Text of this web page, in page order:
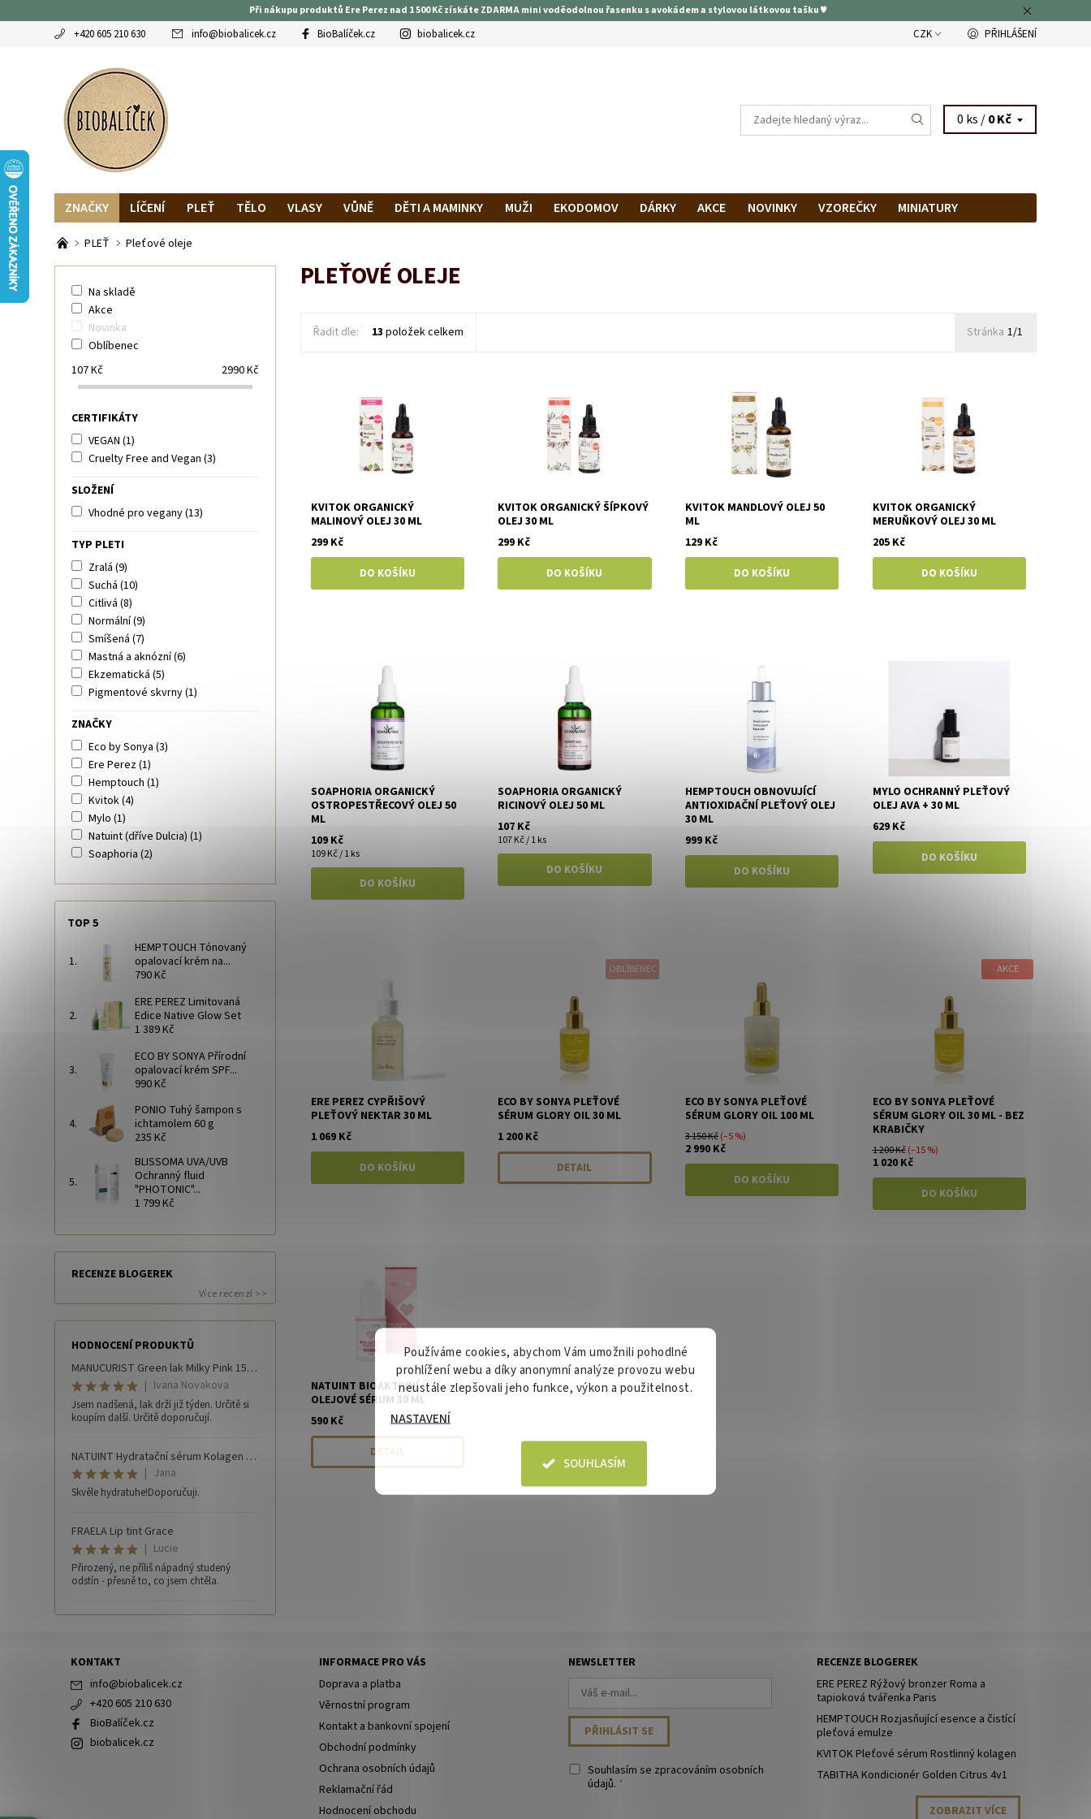
Při nákupu produktů Ere Perez nad 1 500 Kč získáte ZDARMA mini voděodolnou řasenku s avokádem a stylovou látkovou tašku ♥
+420 605 210 630 info@biobalicek.cz BioBalíček.cz biobalicek.cz CZK PŘIHLÁŠENÍ
0 ks /0 Kč
ZNAČKY LÍČENÍ PLEŤ TĚLO VLASY VŮNĚ DĚTI A MAMINKY MUŽI EKODOMOV DÁRKY AKCE NOVINKY VZOREČKY
MINIATURY
OBLÍBENCI
MAGAZÍN
PLEŤ Pleťové oleje
PLEŤOVÉ OLEJE
Řadit dle: 13 položek celkem Stránka 1/1
KVITOK ORGANICKÝ
MALINOVÝ OLEJ 30 ML
299 Kč
KVITOK ORGANICKÝ ŠÍPKOVÝ
OLEJ 30 ML
299 Kč
KVITOK MANDLOVÝ OLEJ 50
ML
129 Kč
KVITOK ORGANICKÝ
MERUŇKOVÝ OLEJ 30 ML
205 Kč
SOAPHORIA ORGANICKÝ
OSTROPESTŘECOVÝ OLEJ 50
ML
109 Kč
109 Kč / 1 ks
SOAPHORIA ORGANICKÝ
RICINOVÝ OLEJ 50 ML
107 Kč
107 Kč / 1 ks
HEMPTOUCH OBNOVUJÍCÍ
ANTIOXIDAČNÍ PLEŤOVÝ OLEJ
30 ML
999 Kč
MYLO OCHRANNÝ PLEŤOVÝ
OLEJ AVA + 30 ML
629 Kč
ERE PEREZ CYPŘIŠOVÝ
PLEŤOVÝ NEKTAR 30 ML
1 069 Kč
OBLÍBENEC
ECO BY SONYA PLEŤOVÉ
SÉRUM GLORY OIL 30 ML
1 200 Kč
DETAIL
ECO BY SONYA PLEŤOVÉ
SÉRUM GLORY OIL 100 ML
3 150 Kč(–5 %)
2 990 Kč
AKCE
ECO BY SONYA PLEŤOVÉ
SÉRUM GLORY OIL 30 ML - BEZ
KRABIČKY
1 200 Kč(–15 %)
1 020 Kč
NATUINT BIOAKTIVNÍ
OLEJOVÉ SÉRUM 30 ML
590 Kč
DETAIL
Na skladě
Akce
Novinka
Oblíbenec
107Kč 2990Kč
CERTIFIKÁTY
VEGAN (1)
Cruelty Free and Vegan (3)
SLOŽENÍ
Vhodné pro vegany(13)
TYP PLETI
Zralá (9)
Suchá (10)
Citlivá (8)
Normální(9)
Smíšená (7)
Mastná a aknózní(6)
Ekzematická (5)
Pigmentové skvrny(1)
ZNAČKY
Eco by Sonya (3)
Ere Perez(1)
Hemptouch (1)
Kvitok(4)
Mylo (1)
Natuint (dříve Dulcia) (1)
Soaphoria (2)
TOP 5
HEMPTOUCH Tónovaný
opalovací krém na...
790 Kč
ERE PEREZ Limitovaná
Edice Native Glow Set
1 389 Kč
ECO BY SONYA Přírodní
opalovací krém SPF...
990 Kč
PONIO Tuhý šampon s
ichtamolem 60 g
235 Kč
BLISSOMA UVA/UVB
Ochranný fluid
"PHOTONIC"...
1 799 Kč
RECENZE BLOGEREK
Více recenzí >>
HODNOCENÍ PRODUKTŮ
MANUCURIST Green lak Milky Pink 15 ml
| Ivana Novakova
Jsem nadšená, lak drží již týden. Určitě si
koupím další. Určitě doporučují.
NATUINT Hydratační sérum Kolagen 30 ml
| Jana
Skvěle hydratuhe!Doporučuji.
FRAELA Lip tint Grace
| Lucie
Přirozený, ne příliš nápadný studený
odstín - přesně to, co jsem chtěla.
KONTAKT
info@biobalicek.cz
+420 605 210 630
BioBalíček.cz
biobalicek.cz
INFORMACE PRO VÁS
Doprava a platba
Věrnostní program
Kontakt a bankovní spojení
Obchodní podmínky
Ochrana osobních údajů
Reklamační řád
Hodnocení obchodu
NEWSLETTER
Souhlasím se zpracováním osobních
údajů.
RECENZE BLOGEREK
ERE PEREZ Rýžový bronzer Roma a
tapioková tvářenka Paris
HEMPTOUCH Rozjasňující esence a čistící
pleťová emulze
KVITOK Pleťové sérum Rostlinný kolagen
TABITHA Kondicionér Golden Citrus 4v1
ZOBRAZIT VÍCE
Používáme cookies, abychom Vám umožnili pohodlné
prohlížení webu a díky anonymní analýze provozu webu
neustále zlepšovali jeho funkce, výkon a použitelnost.
NASTAVENÍ
SOUHLASÍM